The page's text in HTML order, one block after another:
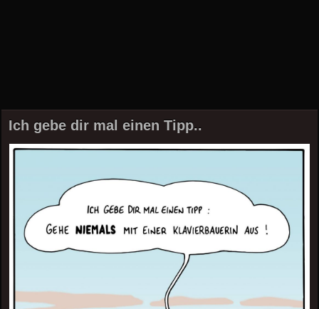
Ich gebe dir mal einen Tipp..